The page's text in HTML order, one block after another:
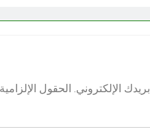
الإلكتروني. الحقول